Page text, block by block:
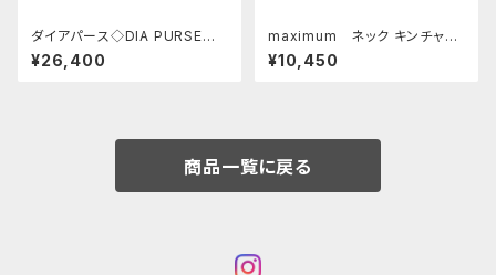
ダイアパース◇DIA PURSE◇
ポト イエロー (S)
¥26,400
maximum ネック キンチャ
ク □オリーブ・ゴールド□
¥10,450
商品一覧に戻る